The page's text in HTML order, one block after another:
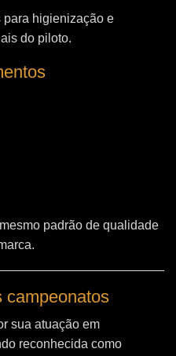
para higienização e
do piloto.
padrão de qualidade
campeonatos
sua atuação em
reconhecida como